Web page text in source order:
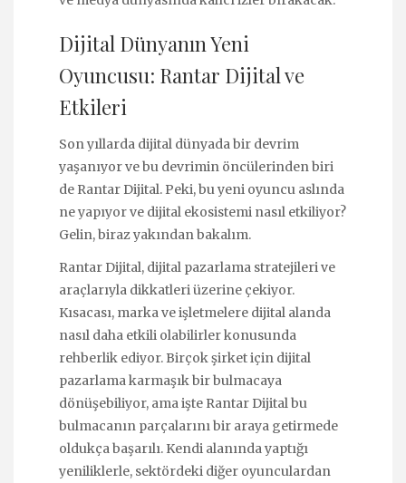
Dijital Dünyanın Yeni
Oyuncusu: Rantar Dijital ve
Etkileri
Son yıllarda dijital dünyada bir devrim
yaşanıyor ve bu devrimin öncülerinden biri
de Rantar Dijital. Peki, bu yeni oyuncu aslında
ne yapıyor ve dijital ekosistemi nasıl etkiliyor?
Gelin, biraz yakından bakalım.
Rantar Dijital, dijital pazarlama stratejileri ve
araçlarıyla dikkatleri üzerine çekiyor.
Kısacası, marka ve işletmelere dijital alanda
nasıl daha etkili olabilirler konusunda
rehberlik ediyor. Birçok şirket için dijital
pazarlama karmaşık bir bulmacaya
dönüşebiliyor, ama işte Rantar Dijital bu
bulmacanın parçalarını bir araya getirmede
oldukça başarılı. Kendi alanında yaptığı
yeniliklerle, sektördeki diğer oyunculardan